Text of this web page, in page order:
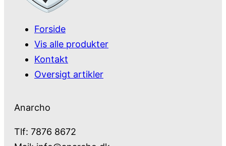
Forside
Vis alle produkter
Kontakt
Oversigt artikler
Anarcho
Tlf: 7876 8672